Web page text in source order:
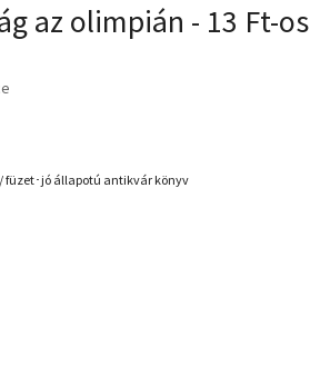
az olimpián - 13 Ft-os
füzet･jó állapotú antikvár könyv